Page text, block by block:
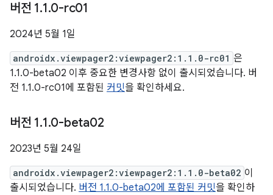
버전 1.1.0-rc01
2024년 5월 1일
androidx.viewpager2:viewpager2:1.1.0-rc01 은
1.1.0-beta02 이후 중요한 변경사항 없이 출시되었습니다. 버
전 1.1.0-rc01에 포함된 커밋을 확인하세요.
버전 1.1.0-beta02
2023년 5월 24일
androidx.viewpager2:viewpager2:1.1.0-beta02 이
출시되었습니다. 버전 1.1.0-beta02에 포함된 커밋을 확인하